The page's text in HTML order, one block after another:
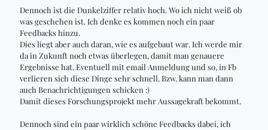
Dennoch ist die Dunkelziffer relativ hoch. Wo ich nicht weiß ob
was geschehen ist. Ich denke es kommen noch ein paar
Feedbacks hinzu.
Dies liegt aber auch daran, wie es aufgebaut war. Ich werde mir
da in Zukunft noch etwas überlegen, damit man genauere
Ergebnisse hat. Eventuell mit email Anmeldung und so, in Fb
verlieren sich diese Dinge sehr schnell. Bzw. kann man dann
auch Benachrichtigungen schicken :)
Damit dieses Forschungsprojekt mehr Aussagekraft bekommt.
Dennoch sind ein paar wirklich schöne Feedbacks dabei, ich